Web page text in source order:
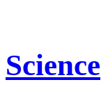
Science